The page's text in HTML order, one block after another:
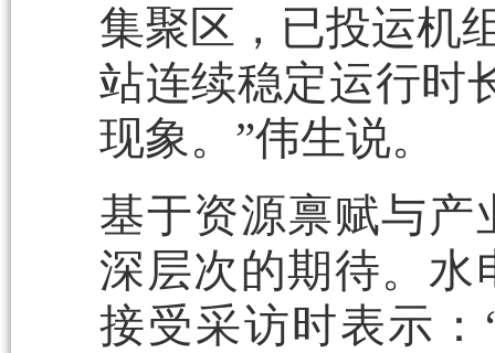
集聚区，已投运机
站连续稳定运行时
现象。”伟生说。
基于资源禀赋与产
深层次的期待。水
接受采访时表示